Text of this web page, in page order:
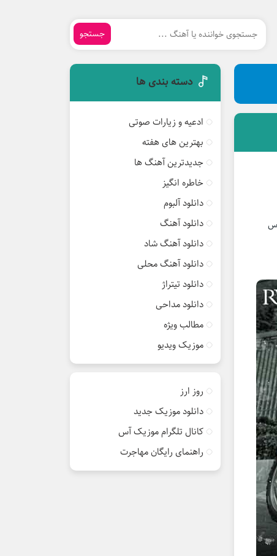
جستجو
دسته بندی ها
ادعیه و زیارات صوتی
بهترین های هفته
جدیدترین آهنگ ها
خاطره انگیز
دانلود آلبوم
دانلود آهنگ
دانلود آهنگ شاد
دانلود آهنگ محلی
دانلود تیتراژ
دانلود مداحی
مطالب ویژه
موزیک ویدیو
روز ارز
دانلود موزیک جدید
کانال تلگرام موزیک آس
راهنمای رایگان مهاجرت